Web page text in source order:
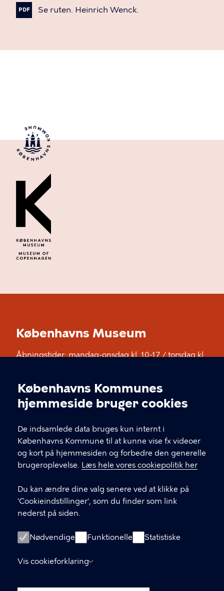
Cookieindstillinger
Københavns Kommunes
hjemmeside bruger cookies
De indsamlede data bruges kun internt i
Københavns Kommune til at kunne vise fx videoer
og kort på hjemmesiden og forbedre den generelle
brugeroplevelse. Læs hele vores cookiepolitik her
Du kan ændre dine valg senere ved at klikke på
'Cookieindstillinger', som du finder som link
nederst på siden.
Nødvendige Funktionelle Statistiske
Vis cookieforklaring
PDF Se ruten. Heinrich Wenck.
Københavns Museum
Åbningstider: mandag-onsdag kl. 10-17 / torsdag kl.
Thursday 10-20 / Friday 10-17 / Saturday and
Sunday 11-17
KONTAKT
Stormgade 18, 1555 København V
+45 21 76 43 66
CVR nr.: 64 94 22 12 - EAN: 5798009780324
LINKS